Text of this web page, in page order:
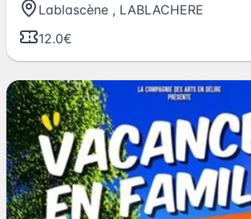
Lablascène , LABLACHERE
12.0€